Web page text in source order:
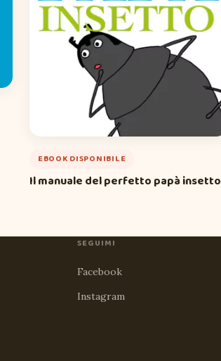
EBOOK DISPONIBILE
Il manuale del perfetto papà insetto
SEGUIMI
Facebook
Instagram